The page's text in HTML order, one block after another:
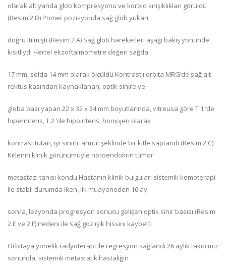
olarak alt yarıda glob kompresyonu ve koroid kırışıklıkları görüldü
(Resim 2 D) Primer pozisyonda sağ glob yukarı
doğru itilmişti (Resim 2 A) Sağ glob hareketleri aşağı bakış yönünde
kısıtlıydı Hertel ekzoftalmometre değeri sağda
17 mm, solda 14 mm olarak ölçüldü Kontrastlı orbita MRG’de sağ alt
rektus kasından kaynaklanan, optik sinire ve
globa bası yapan 22 x 32 x 34 mm boyutlarında, vitreusa göre T 1 ’de
hiperintens, T 2 ’de hipointens, homojen olarak
kontrast tutan, iyi sınırlı, armut şeklinde bir kitle saptandı (Resim 2 C)
Kitlenin klinik görünümüyle nöroendokrin tümör
metastazı tanısı kondu Hastanın klinik bulguları sistemik kemoterapi
ile stabil durumda iken, ilk muayeneden 16 ay
sonra, lezyonda progresyon sonucu gelişen optik sinir basısı (Resim
2 E ve 2 F) nedeni ile sağ göz ışık hissini kaybetti
Orbitaya yönelik radyoterapi ile regresyon sağlandı 26 aylık takibimiz
sonunda, sistemik metastatik hastalığın